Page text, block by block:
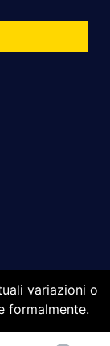
variazioni o
formalmente.